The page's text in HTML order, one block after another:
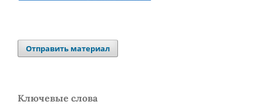
Отправить материал
Ключевые слова